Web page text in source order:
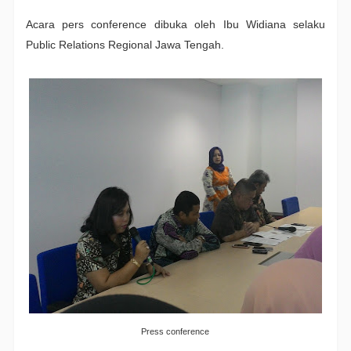
Acara pers conference dibuka oleh Ibu Widiana selaku
Public Relations Regional Jawa Tengah.
Press conference